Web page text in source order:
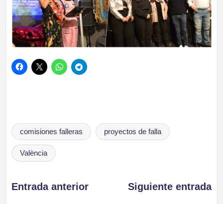
Etiquetas:
comisiones falleras proyectos de falla
València
Navegación
Entrada anterior Siguiente entrada